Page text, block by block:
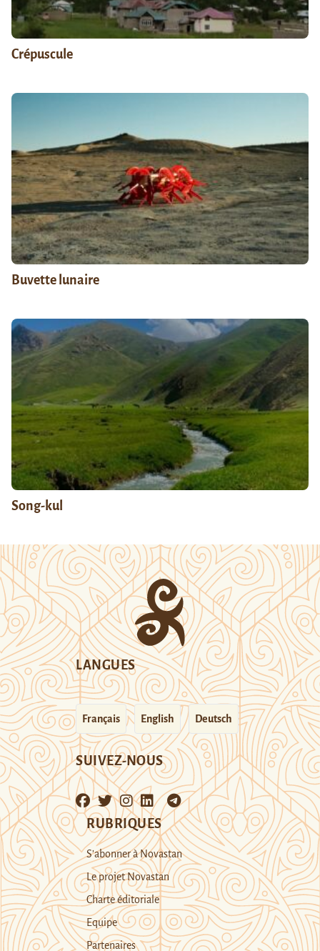
Crépuscule
Buvette lunaire
Song-kul
LANGUES
Français English Deutsch
SUIVEZ-NOUS
RUBRIQUES
S’abonner à Novastan
Le projet Novastan
Charte éditoriale
Equipe
Partenaires